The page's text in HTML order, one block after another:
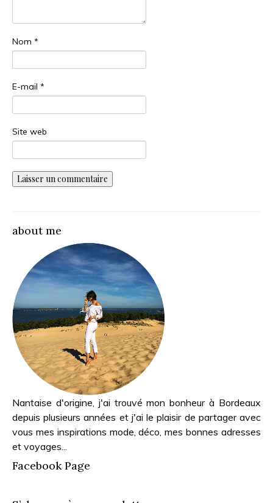
Nom *
E-mail *
Site web
about me
Nantaise d'origine, j'ai trouvé mon bonheur à Bordeaux
depuis plusieurs années et j'ai le plaisir de partager avec
vous mes inspirations mode, déco, mes bonnes adresses
et voyages...
Facebook Page